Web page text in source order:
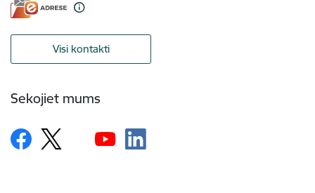
Visi kontakti
Sekojiet mums